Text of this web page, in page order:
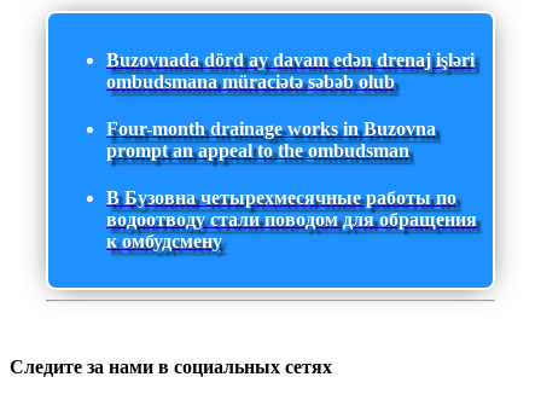
Buzovnada dörd ay davam edən drenaj işləri
ombudsmana müraciətə səbəb olub
Four-month drainage works in Buzovna
prompt an appeal to the ombudsman
В Бузовна четырехмесячные работы по
водоотводу стали поводом для обращения
к омбудсмену
Следите за нами в социальных сетях